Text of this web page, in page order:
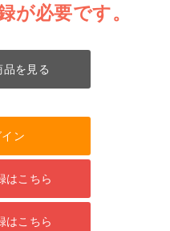
が必要です。
品を見る
ン
はこちら
はこちら